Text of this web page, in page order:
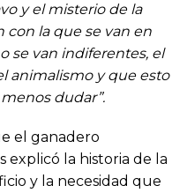
y el misterio de la
con la que se van en
se van indiferentes, el
animalismo y que esto
dudar”.
el ganadero
explicó la historia de la
y la necesidad que